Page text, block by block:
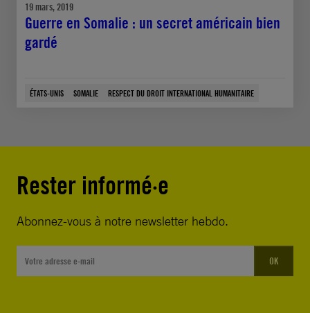
19 mars, 2019
Guerre en Somalie : un secret américain bien
gardé
ÉTATS-UNIS SOMALIE RESPECT DU DROIT INTERNATIONAL HUMANITAIRE
Rester informé·e
Abonnez-vous à notre newsletter hebdo.
OK